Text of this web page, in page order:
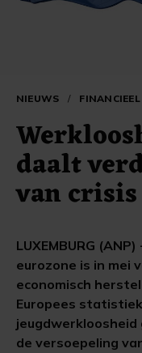
NIEUWS / FINANCIEEL
daalt
van crisis
LUXEMBURG
eurozone is in mei
economisch
Europees
jeugdwerkloosheid
de versoepeling